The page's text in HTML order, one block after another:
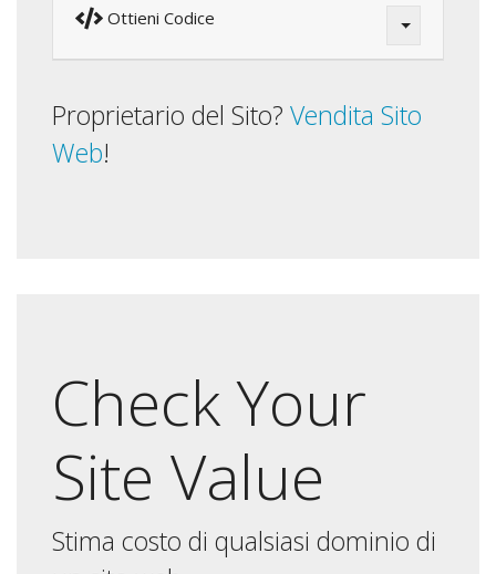
Ottieni Codice
Proprietario del Sito? Vendita Sito
Web!
Check Your
Site Value
Stima costo di qualsiasi dominio di